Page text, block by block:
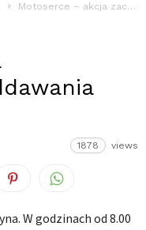
Motoserce – akcja zachęcająca do oddawania krwi
1878 views
W godzinach od 8.00